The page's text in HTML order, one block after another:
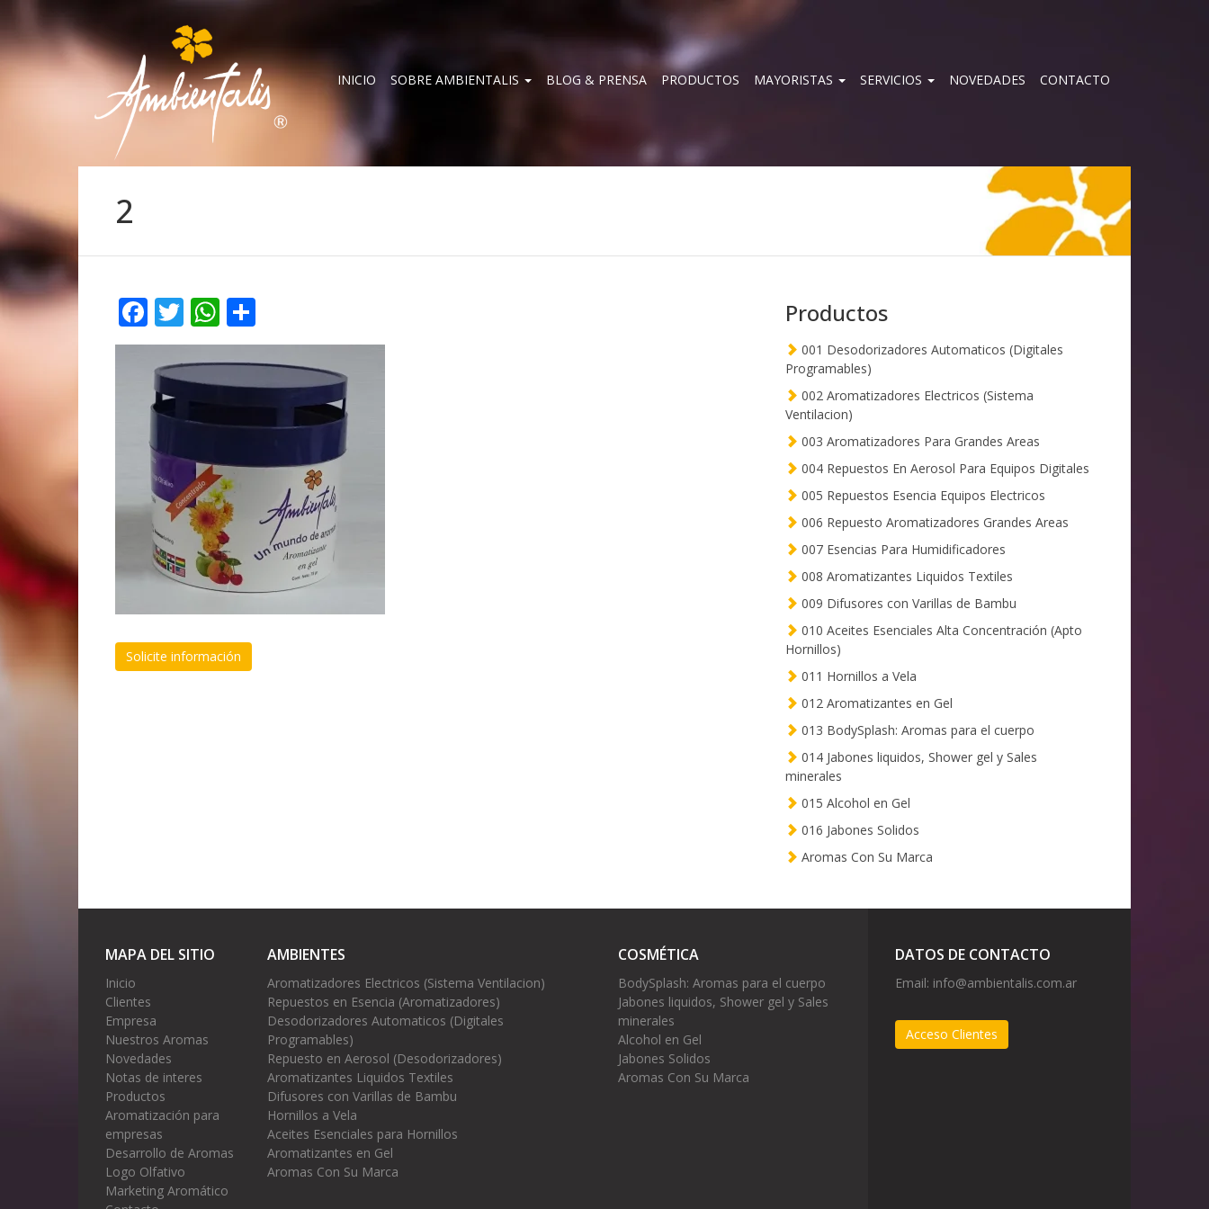
INICIO SOBRE AMBIENTALIS BLOG & PRENSA PRODUCTOS MAYORISTAS SERVICIOS NOVEDADES CONTACTO
2
Facebook
TwitterWhatsApp
Solicite información
Productos
001 Desodorizadores Automaticos (Digitales
Programables)
002 Aromatizadores Electricos (Sistema
Ventilacion)
003 Aromatizadores Para Grandes Areas
004 Repuestos En Aerosol Para Equipos Digitales
005 Repuestos Esencia Equipos Electricos
006 Repuesto Aromatizadores Grandes Areas
007 Esencias Para Humidificadores
008 Aromatizantes Liquidos Textiles
009 Difusores con Varillas de Bambu
010 Aceites Esenciales Alta Concentración (Apto
Hornillos)
011 Hornillos a Vela
012 Aromatizantes en Gel
013 BodySplash: Aromas para el cuerpo
014 Jabones liquidos, Shower gel y Sales
minerales
015 Alcohol en Gel
016 Jabones Solidos
Aromas Con Su Marca
MAPA DEL SITIO
Inicio
Clientes
Empresa
Nuestros Aromas
Novedades
Notas de interes
Productos
Aromatización para
empresas
Desarrollo de Aromas
Logo Olfativo
Marketing Aromático
AMBIENTES
Aromatizadores Electricos (Sistema Ventilacion)
Repuestos en Esencia (Aromatizadores)
Desodorizadores Automaticos (Digitales
Programables)
Repuesto en Aerosol (Desodorizadores)
Aromatizantes Liquidos Textiles
Difusores con Varillas de Bambu
Hornillos a Vela
Aceites Esenciales para Hornillos
Aromatizantes en Gel
Aromas Con Su Marca
COSMÉTICA
BodySplash: Aromas para el cuerpo
Jabones liquidos, Shower gel y Sales
minerales
Alcohol en Gel
Jabones Solidos
Aromas Con Su Marca
DATOS DE CONTACTO
Email: info@ambientalis.com.ar
Acceso Clientes